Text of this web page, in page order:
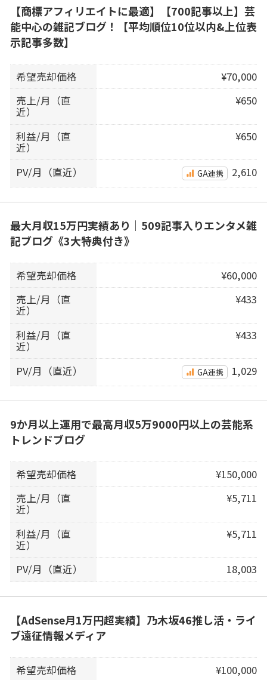
【商標アフィリエイトに最適】【700記事以上】芸
能中心の雑記ブログ！【平均順位10位以内&上位表
示記事多数】
希望売却価格
¥70,000
売上/月（直
近）
¥650
利益/月（直
近）
¥650
PV/月（直近） GA連携 2,610
最大月収15万円実績あり｜509記事入りエンタメ雑
記ブログ《3大特典付き》
希望売却価格
¥60,000
売上/月（直
近）
¥433
利益/月（直
近）
¥433
PV/月（直近） GA連携 1,029
9か月以上運用で最高月収5万9000円以上の芸能系
トレンドブログ
希望売却価格
¥150,000
売上/月（直
近）
¥5,711
利益/月（直
近）
¥5,711
PV/月（直近） 18,003
【AdSense月1万円超実績】乃木坂46推し活・ライ
ブ遠征情報メディア
希望売却価格 ¥100,000